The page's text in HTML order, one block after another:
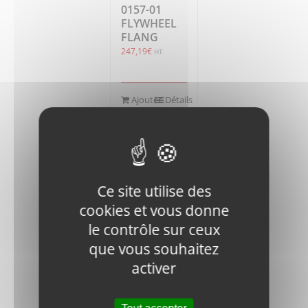
0157-01
FLYWHEEL
FLANG
247,19€ HT
Ajouter Détails
DVR28-
1011700
22,41€ HT
Ce site utilise des
cookies et vous donne
le contrôle sur ceux
que vous souhaitez
activer